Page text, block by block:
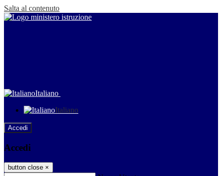
Salta al contenuto
Italiano
Italiano
Accedi
Accedi
button close ×